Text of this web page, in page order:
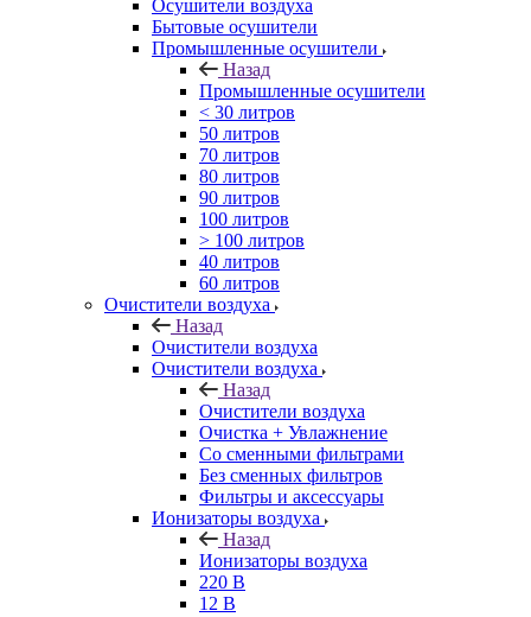
Осушители воздуха
Бытовые осушители
Промышленные осушители
Назад
Промышленные осушители
< 30 литров
50 литров
70 литров
80 литров
90 литров
100 литров
> 100 литров
40 литров
60 литров
Очистители воздуха
Назад
Очистители воздуха
Очистители воздуха
Назад
Очистители воздуха
Очистка + Увлажнение
Cо сменными фильтрами
Без сменных фильтров
Фильтры и аксессуары
Ионизаторы воздуха
Назад
Ионизаторы воздуха
220 В
12 В